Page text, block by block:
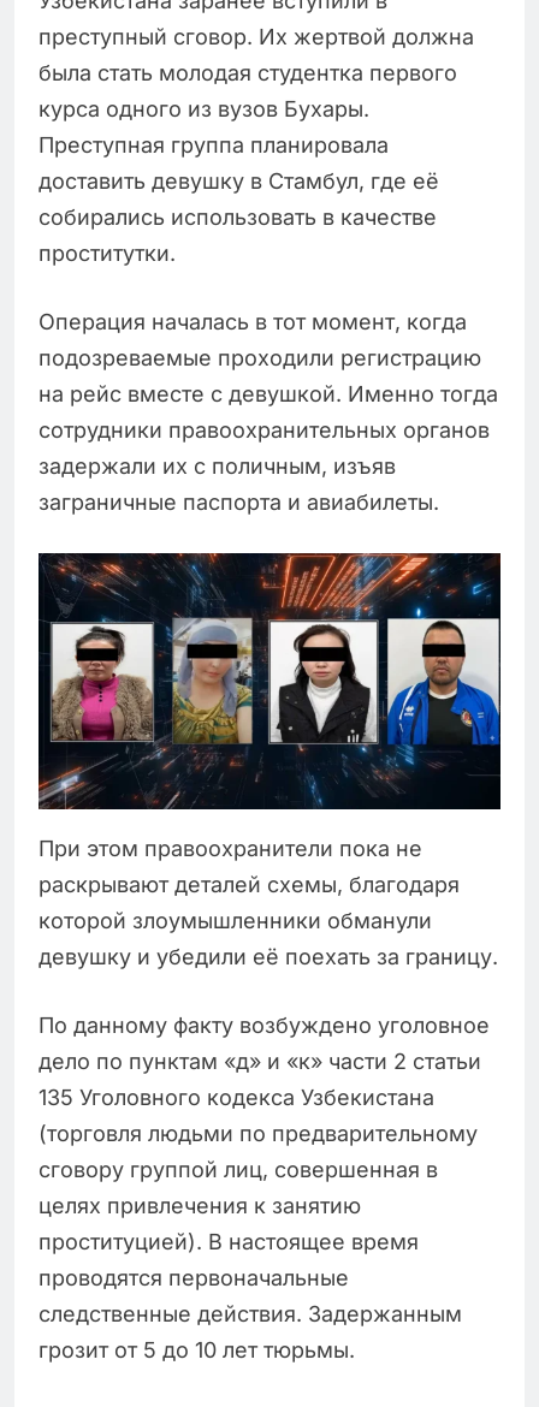
преступный сговор. Их жертвой должна
была стать молодая студентка первого
курса одного из вузов Бухары.
Преступная группа планировала
доставить девушку в Стамбул, где её
собирались использовать в качестве
проститутки.
Операция началась в тот момент, когда
подозреваемые проходили регистрацию
на рейс вместе с девушкой. Именно тогда
сотрудники правоохранительных органов
задержали их с поличным, изъяв
заграничные паспорта и авиабилеты.
При этом правоохранители пока не
раскрывают деталей схемы, благодаря
которой злоумышленники обманули
девушку и убедили её поехать за границу.
По данному факту возбуждено уголовное
дело по пунктам «д» и «к» части 2 статьи
135 Уголовного кодекса Узбекистана
(торговля людьми по предварительному
сговору группой лиц, совершенная в
целях привлечения к занятию
проституцией). В настоящее время
проводятся первоначальные
следственные действия. Задержанным
грозит от 5 до 10 лет тюрьмы.